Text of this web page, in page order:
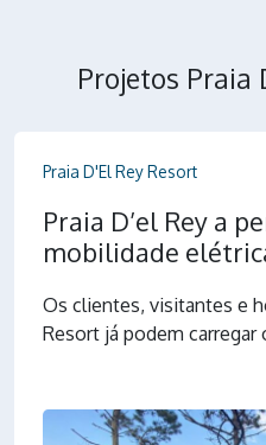
Projetos Praia
Praia D'El Rey Resort
Praia D’el Rey a
mobilidade
Os clientes, visitantes e
Resort já podem